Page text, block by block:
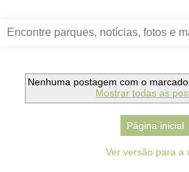
Nenhuma postagem com o
Mostrar todas as
Página inicial
Ver versão para a